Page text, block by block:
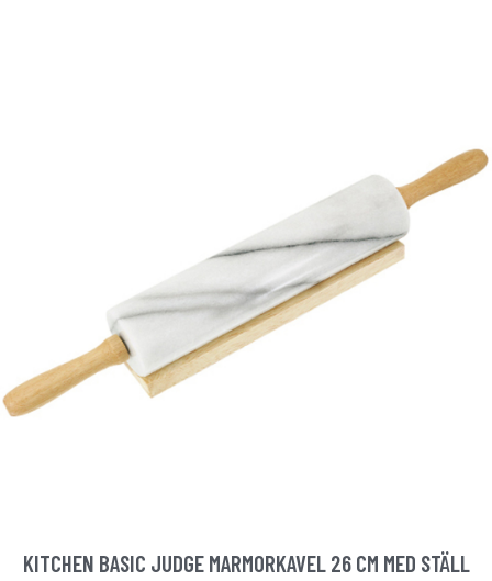
KITCHEN BASIC JUDGE MARMORKAVEL 26 CM MED STÄLL